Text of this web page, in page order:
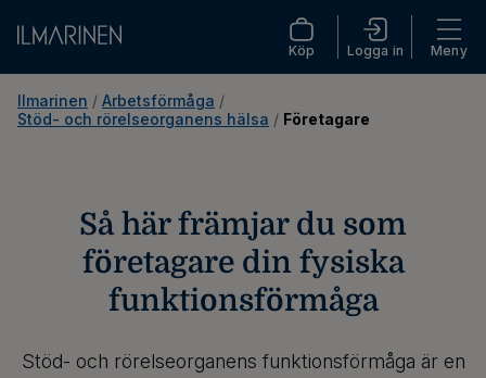
Köp Logga in Meny
Ilmarinen / Arbetsförmåga /
Stöd- och rörelseorganens hälsa / Företagare
Så här främjar du som
företagare din fysiska
funktionsförmåga
Stöd- och rörelseorganens funktionsförmåga är en